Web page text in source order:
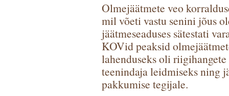
Olmejäätmete veo
mil võeti vastu senini jõus
jäätmeseaduses sätestati
KOVid peaksid
lahenduseks oli
teenindaja leidmiseks ning
pakkumise tegijale.